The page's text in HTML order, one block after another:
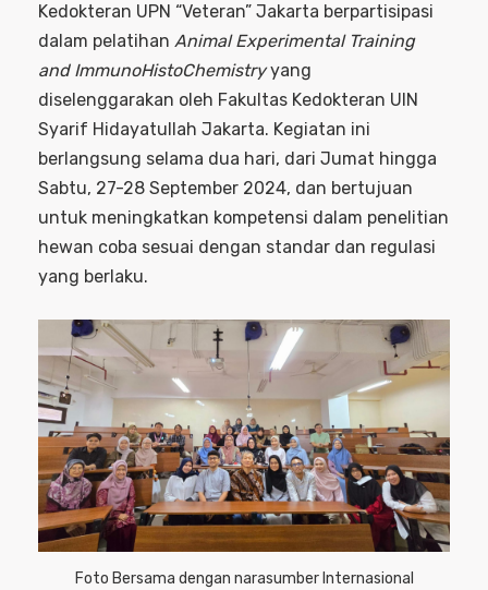
Kedokteran UPN “Veteran” Jakarta berpartisipasi
dalam pelatihan Animal Experimental Training
and ImmunoHistoChemistryyang
diselenggarakan oleh Fakultas Kedokteran UIN
Syarif Hidayatullah Jakarta. Kegiatan ini
berlangsung selama dua hari, dari Jumat hingga
Sabtu, 27-28 September 2024, dan bertujuan
untuk meningkatkan kompetensi dalam penelitian
hewan coba sesuai dengan standar dan regulasi
yang berlaku.
Foto Bersama dengan narasumber Internasional